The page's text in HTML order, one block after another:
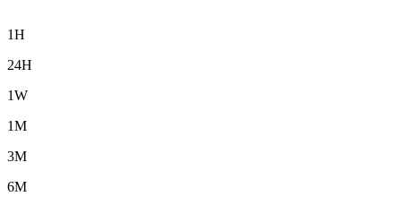
1H
24H
1W
1M
3M
6M